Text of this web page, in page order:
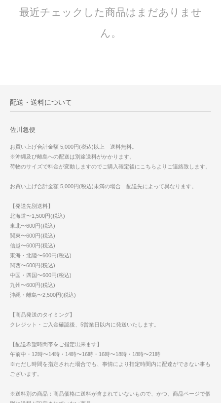
最近チェックした商品はまだありませ
ん。
配送・送料について
佐川急便
お買い上げ合計金額 5,000円(税込)以上 送料無料。
※沖縄及び離島への配送は別途送料がかかります。
荷物のサイズで料金が変動しますのでご購入確定後にこちらよりご連絡致します。
お買い上げ合計金額 5,000円(税込)未満の場合 配送先によって異なります。
【発送先別送料】
北海道〜1,500円(税込)
東北〜600円(税込)
関東〜600円(税込)
信越〜600円(税込)
東海・北陸〜600円(税込)
関西〜600円(税込)
中国・四国〜600円(税込)
九州〜600円(税込)
沖縄・離島〜2,500円(税込)
【商品発送のタイミング】
クレジット・ご入金確認後、5営業日以内に発送いたします。
【配送希望時間帯をご指定出来ます】
午前中・12時〜14時・14時〜16時・16時〜18時・18時〜21時
※ただし時間を指定された場合でも、事情により指定時間内に配達ができない事も
ございます。
※送料別の商品：商品価格に送料が含まれていないもので、かつ、商品ページで個